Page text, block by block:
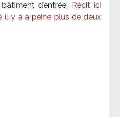
d’entrée.
Récit ici
il y a à peine plus de deux